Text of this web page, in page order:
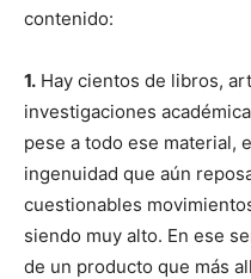
contenido:
1. Hay cientos de libros,
investigaciones
pese a todo ese material,
ingenuidad que aún
cuestionables
siendo muy alto. En ese
de un producto que más